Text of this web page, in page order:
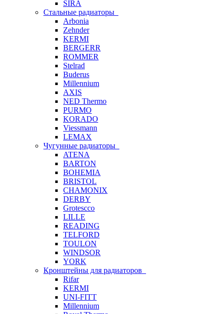
SIRA
Стальные радиаторы
Arbonia
Zehnder
KERMI
BERGERR
ROMMER
Stelrad
Buderus
Millennium
AXIS
NED Thermo
PURMO
KORADO
Viessmann
LEMAX
Чугунные радиаторы
ATENA
BARTON
BOHEMIA
BRISTOL
CHAMONIX
DERBY
Grotescco
LILLE
READING
TELFORD
TOULON
WINDSOR
YORK
Кронштейны для радиаторов
Rifar
KERMI
UNI-FITT
Millennium